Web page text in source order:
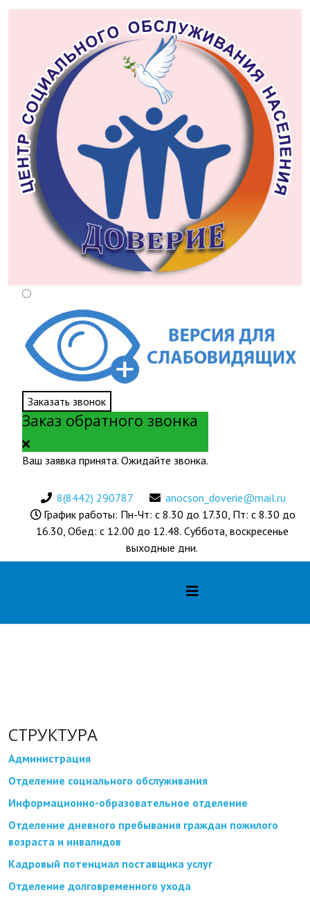
Заказать звонок
Заказ обратного звонка
Ваш заявка принята. Ожидайте звонка.
8(8442) 290787
anocson_doverie@mail.ru
График работы: Пн-Чт: с 8.30 до 17.30, Пт: с 8.30 до
16.30, Обед: с 12.00 до 12.48. Суббота, воскресенье
выходные дни.
СТРУКТУРА
Администрация
Отделение социального обслуживания
Информационно-образовательное отделение
Отделение дневного пребывания граждан пожилого
возраста и инвалидов
Кадровый потенциал поставщика услуг
Отделение долговременного ухода